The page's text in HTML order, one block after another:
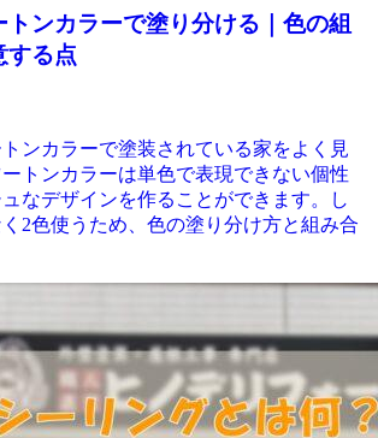
ンカラーで塗り分ける｜色の組
する点
ンカラーで塗装されている家をよく見
トンカラーは単色で表現できない個性
なデザインを作ることができます。し
2色使うため、色の塗り分け方と組み合